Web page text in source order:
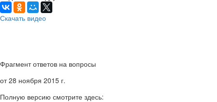
Скачать видео
Фрагмент ответов на вопросы
от 28 ноября 2015 г.
Полную версию смотрите здесь: